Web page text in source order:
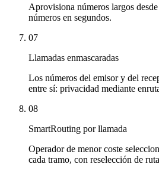
Aprovisiona números largos
números en segundos.
07
Llamadas enmascaradas
Los números del emisor y del
entre sí: privacidad mediante
08
SmartRouting por llamada
Operador de menor coste
cada tramo, con reselección de